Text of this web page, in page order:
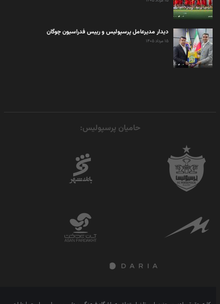
دیدار مدیرعامل پرسپولیس و رییس فدراسیون چوگان
۱۵ مرداد ۱۴۰۵
حامیان پرسپولیس: